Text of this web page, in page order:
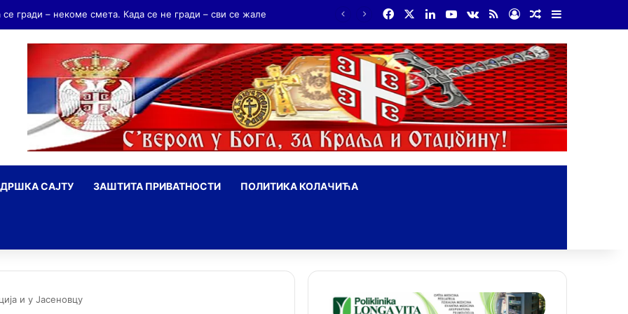
се гради – некоме смета. Када се не гради – сви се жале FacebookLinkedInYouTube
vk.com
RSS Log InRandom Article
САЈТУ ЗАШТИТА ПРИВАТНОСТИ ПОЛИТИКА КОЛАЧИЋА
и у Јасеновцу